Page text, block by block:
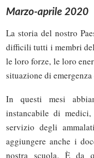
Marzo-aprile 2020
La storia del nostro
difficili tutti i membri
le loro forze, le loro
situazione di
In questi mesi
instancabile di
servizio degli
aggiungere anche i
nostra scuola. È da